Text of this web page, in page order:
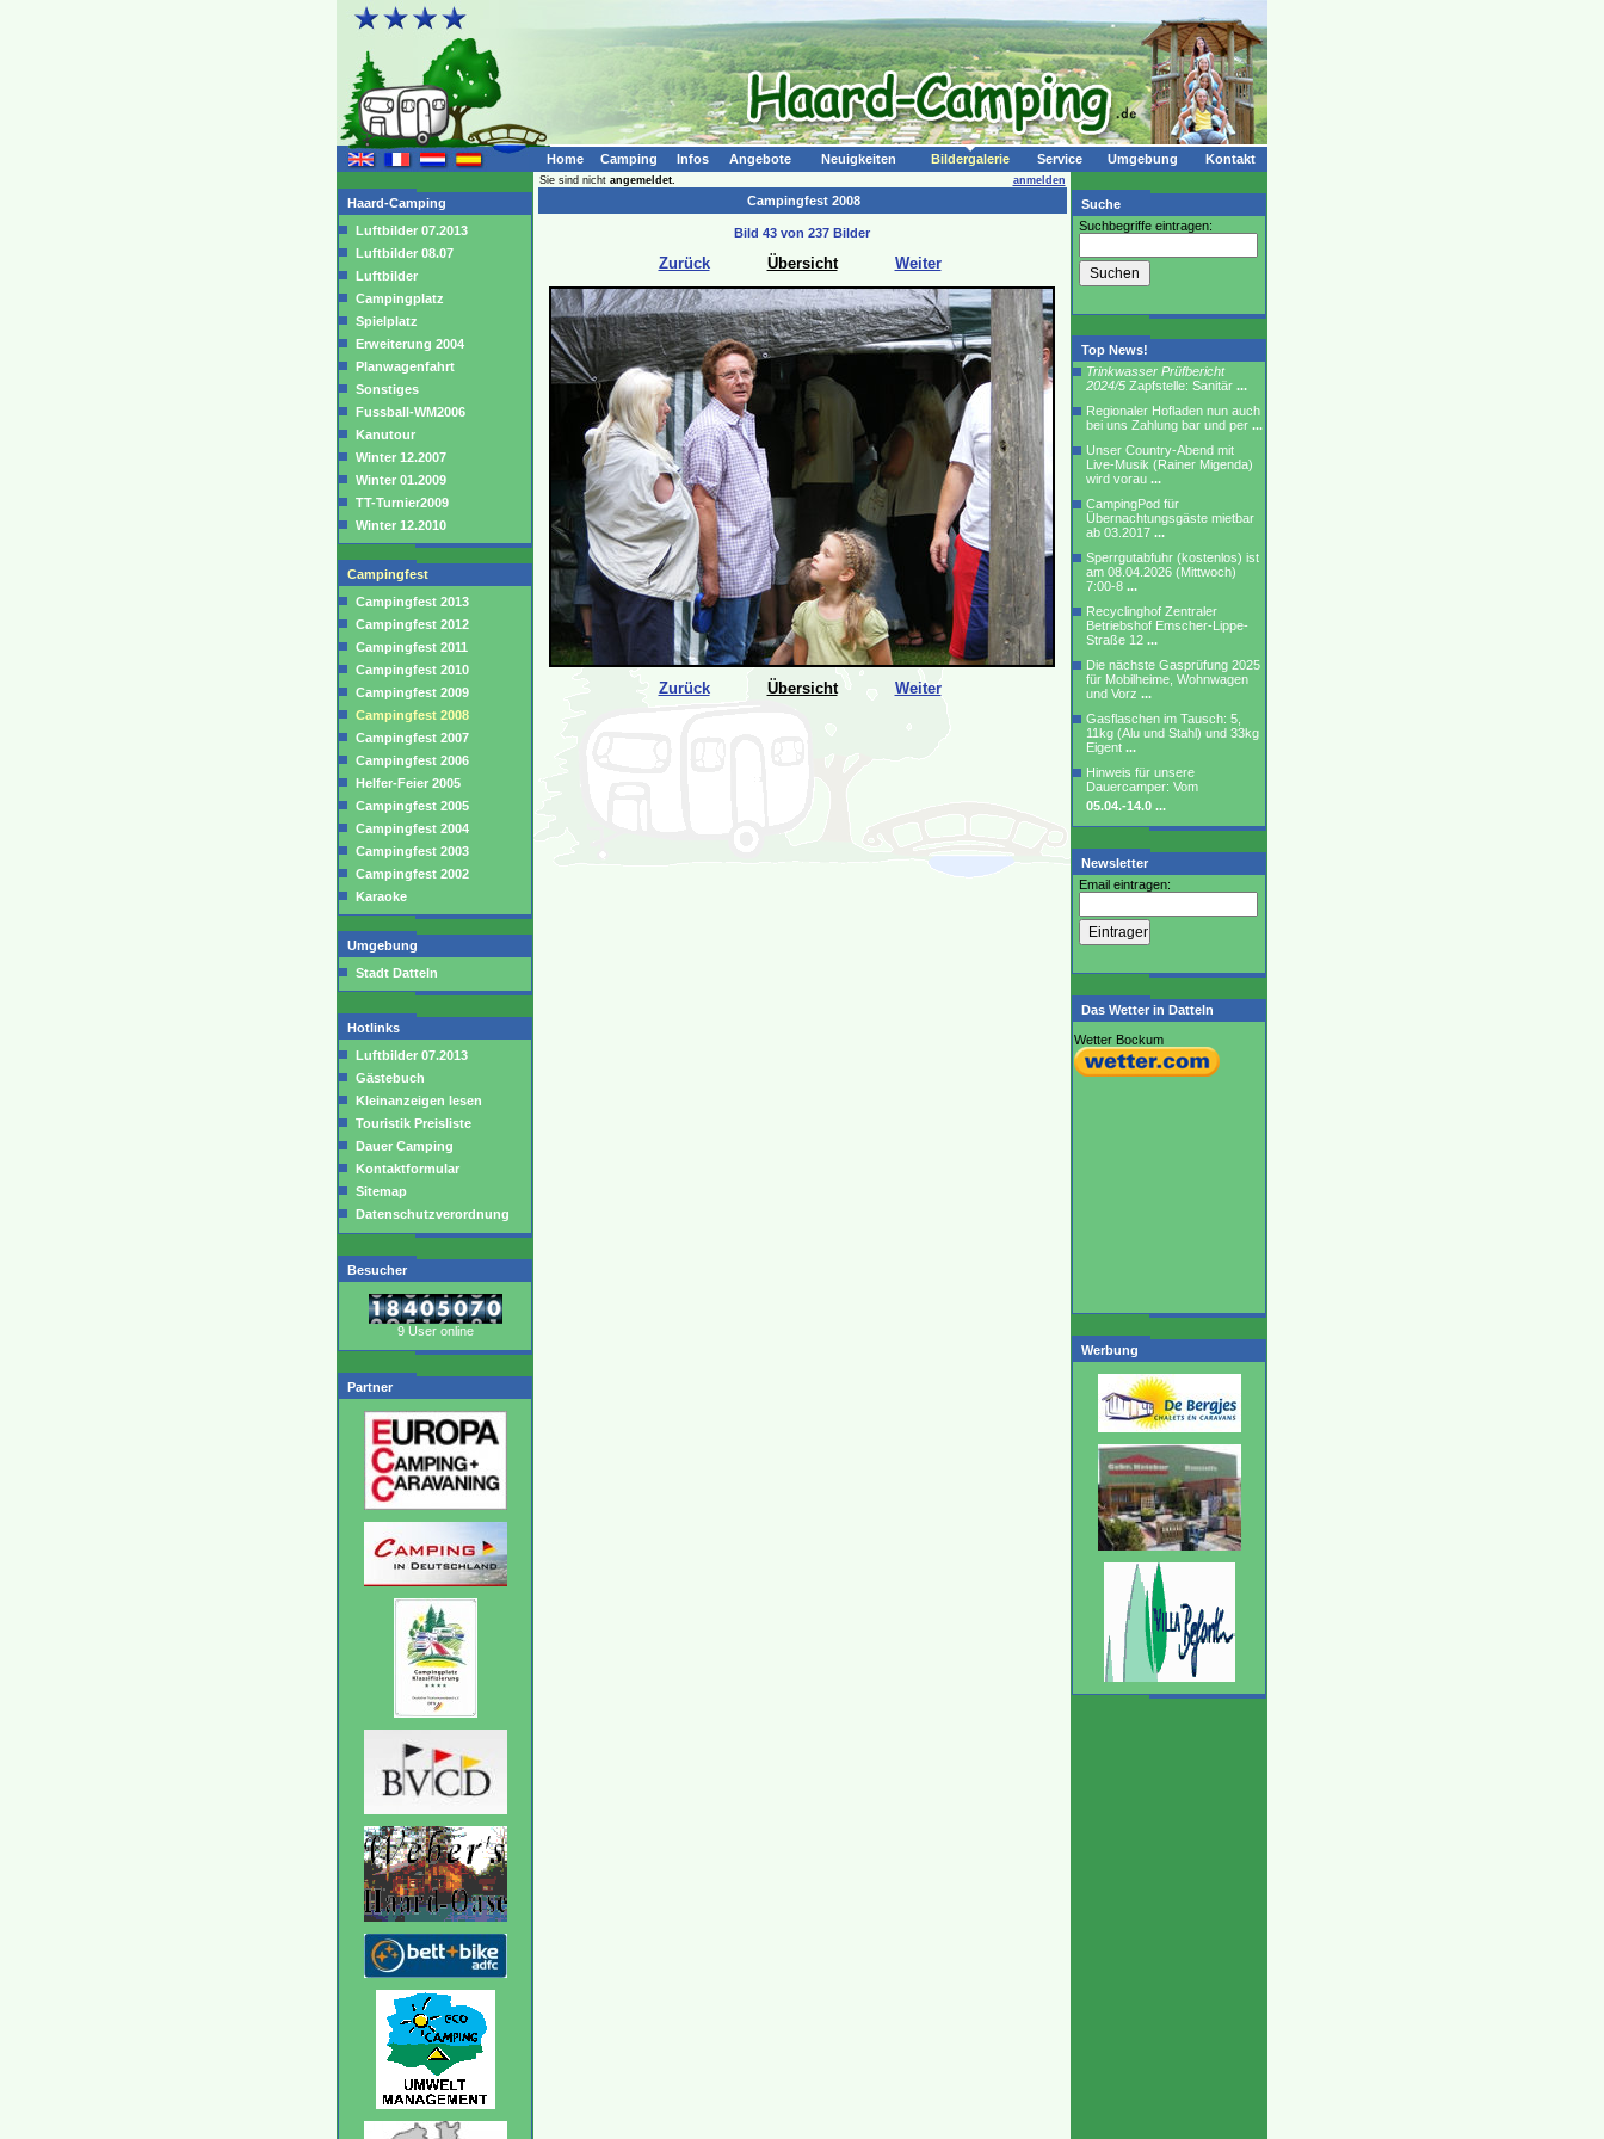
Home Camping Infos Angebote Neuigkeiten Bildergalerie Service Umgebung Kontakt
Haard-Camping
Luftbilder 07.2013
Luftbilder 08.07
Luftbilder
Campingplatz
Spielplatz
Erweiterung 2004
Planwagenfahrt
Sonstiges
Fussball-WM2006
Kanutour
Winter 12.2007
Winter 01.2009
TT-Turnier2009
Winter 12.2010
Campingfest
Campingfest 2013
Campingfest 2012
Campingfest 2011
Campingfest 2010
Campingfest 2009
Campingfest 2008
Campingfest 2007
Campingfest 2006
Helfer-Feier 2005
Campingfest 2005
Campingfest 2004
Campingfest 2003
Campingfest 2002
Karaoke
Umgebung
Stadt Datteln
Hotlinks
Luftbilder 07.2013
Gästebuch
Kleinanzeigen lesen
Touristik Preisliste
Dauer Camping
Kontaktformular
Sitemap
Datenschutzverordnung
Besucher
9 User online
Partner
Sie sind nicht angemeldet. anmelden
Campingfest 2008
Bild 43 von 237 Bilder
Zurück Übersicht Weiter
Zurück Übersicht Weiter
Suche
Suchbegriffe eintragen:
Top News!
Trinkwasser Prüfbericht
2024/5 Zapfstelle: Sanitär ...
Regionaler Hofladen nun auch
bei uns Zahlung bar und per ...
Unser Country-Abend mit
Live-Musik (Rainer Migenda)
wird vorau ...
CampingPod für
Übernachtungsgäste mietbar
ab 03.2017 ...
Sperrgutabfuhr (kostenlos) ist
am 08.04.2026 (Mittwoch)
7:00-8 ...
Recyclinghof Zentraler
Betriebshof Emscher-Lippe-
Straße 12 ...
Die nächste Gasprüfung 2025
für Mobilheime, Wohnwagen
und Vorz ...
Gasflaschen im Tausch: 5,
11kg (Alu und Stahl) und 33kg
Eigent ...
Hinweis für unsere
Dauercamper: Vom
05.04.-14.0 ...
Newsletter
Email eintragen:
Das Wetter in Datteln
Wetter Bockum
Werbung